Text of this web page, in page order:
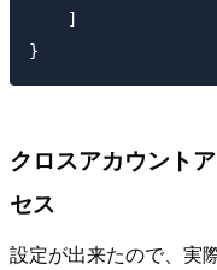
    ]
クロスアカウント
セス
設定が出来たので、実